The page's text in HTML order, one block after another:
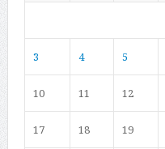
3 4 5
10 11 12
17 18 19